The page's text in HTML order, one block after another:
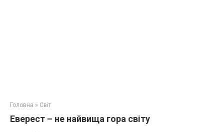
Головна » Світ
Еверест – не найвища гора світу